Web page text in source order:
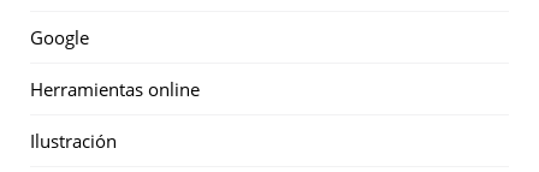
Google
Herramientas online
Ilustración